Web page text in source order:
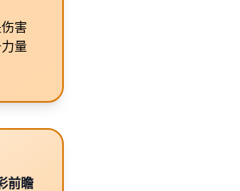
害
量
前瞻